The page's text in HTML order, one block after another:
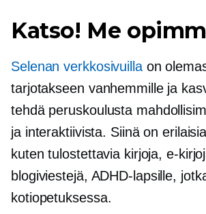
Katso! Me
Selenan verkkosivuillaon
tarjotakseen vanhemmille ja
tehdä peruskoulusta
ja interaktiivista. Siinä on
kuten tulostettavia kirjoja, e-
blogiviestejä, ADHD-lapsille,
kotiopetuksessa.